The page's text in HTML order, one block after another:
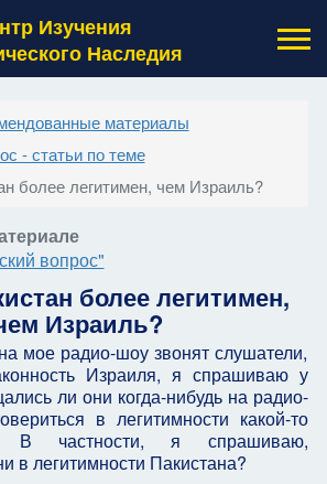
Изучения
Наследия
материалы
- статьи по теме
более легитимен, чем Израиль?
вопрос"
более легитимен,
Израиль?
мое радио-шоу звонят слушатели,
Израиля, я спрашиваю у
ли они когда-нибудь на радио-
в легитимности какой-то
В частности, я спрашиваю,
в легитимности Пакистана?